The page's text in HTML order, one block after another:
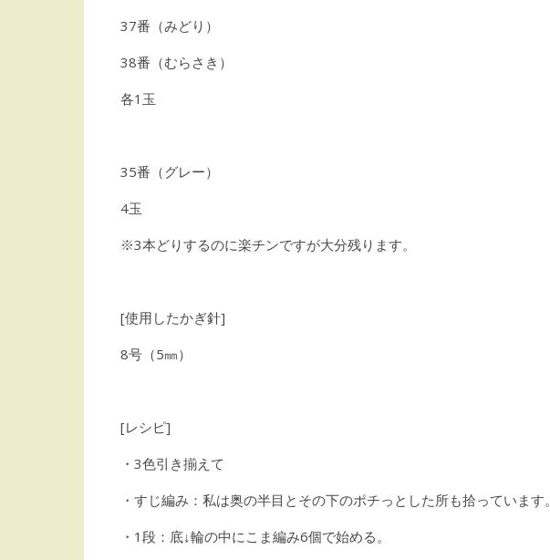
37番（みどり）
38番（むらさき）
各1玉
35番（グレー）
4玉
※3本どりするのに楽チンですが大分残ります。
[使用したかぎ針]
8号（5㎜）
[レシピ]
・3色引き揃えて
・すじ編み：私は奥の半目とその下のポチっとした所も拾っています。
・1段：底↓輪の中にこま編み6個で始める。